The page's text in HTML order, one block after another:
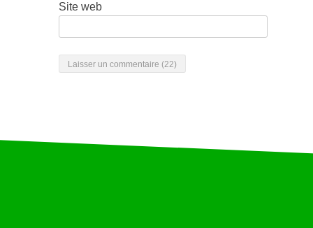
Site web